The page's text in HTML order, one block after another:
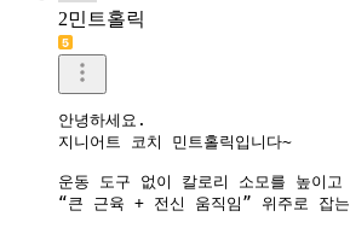
2민트홀릭
안녕하세요.
지니어트 코치 민트홀릭입니다~
운동 도구 없이 칼로리 소모를 높이고
“큰 근육 + 전신 움직임” 위주로 잡